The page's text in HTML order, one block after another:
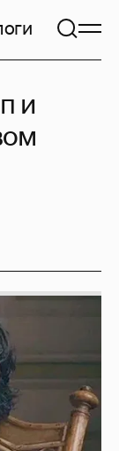
и